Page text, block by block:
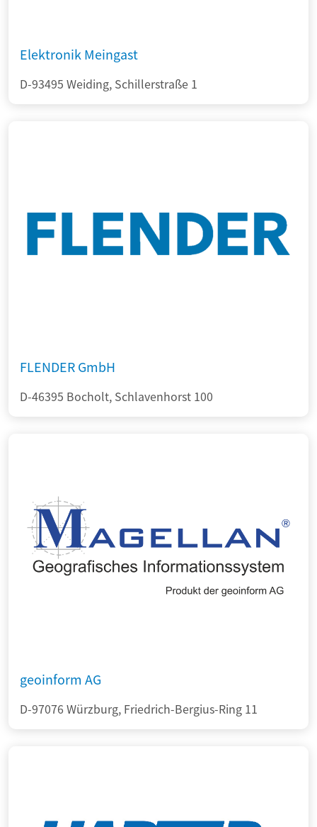
Elektronik Meingast
D-93495 Weiding, Schillerstraße 1
FLENDER GmbH
D-46395 Bocholt, Schlavenhorst 100
geoinform AG
D-97076 Würzburg, Friedrich-Bergius-Ring 11